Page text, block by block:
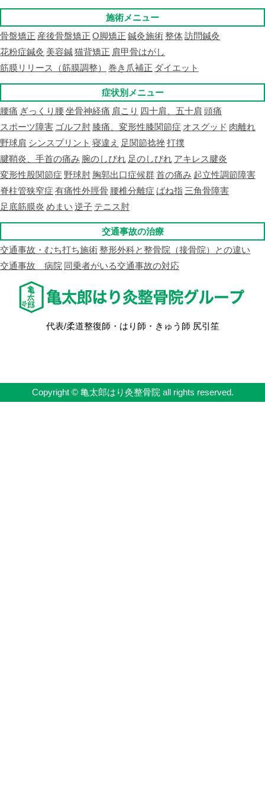
施術メニュー
骨盤矯正 産後骨盤矯正 O脚矯正 鍼灸施術整体訪問鍼灸
花粉症鍼灸 美容鍼猫背矯正 肩甲骨はがし
筋膜リリース（筋膜調整）
巻き爪補正 ダイエット
症状別メニュー
腰痛 ぎっくり腰坐骨神経痛 肩こり 四十肩、五十肩 頭痛
スポーツ障害 ゴルフ肘 膝痛、変形性膝関節症 オスグッド 肉離れ
野球肩 シンスプリント 寝違え 足関節捻挫打撲
腱鞘炎、手首の痛み 腕のしびれ 足のしびれ アキレス腱炎
変形性股関節症 野球肘 胸郭出口症候群首の痛み 起立性調節障害
脊柱管狭窄症 有痛性外脛骨 腰椎分離症 ばね指 三角骨障害
足底筋膜炎 めまい 逆子 テニス肘
交通事故の治療
交通事故・むち打ち施術整形外科と整骨院（接骨院）との違い
交通事故 病院 同乗者がいる交通事故の対応
代表/柔道整復師・はり師・きゅう師 尻引笙
Copyright © 亀太郎はり灸整骨院 all rights reserved.